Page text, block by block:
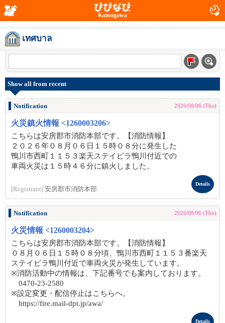
Kamogawa
เทศบาล
Show all from recent
Notification 2026/08/06 (Thu)
火災鎮火情報 <1260003206>
こちらは安房郡市消防本部です。【消防情報】
２０２６年０８月０６日１５時０８分に発生した
鴨川市西町１１５３楽天ステイビラ鴨川付近での
車両火災は１５時４６分に鎮火しました。
[Registrant] 安房郡市消防本部
Details
Notification 2026/08/06 (Thu)
火災情報 <1260003204>
こちらは安房郡市消防本部です。【消防情報】
０８月０６日１５時０８分頃、鴨川市西町１１５３番楽天
ステイビラ鴨川付近で車両火災が発生しています。
※消防活動中の情報は、下記番号でも案内しております。
0470-23-2580
※設定変更・配信停止はこちらへ。
https://fire.mail-dpt.jp/awa/
Details